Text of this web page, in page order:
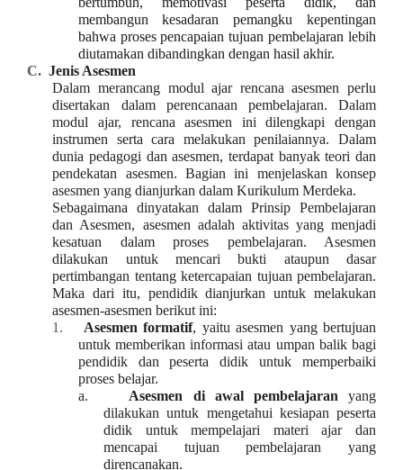
membangun kesadaran pemangku kepentingan
bahwa proses pencapaian tujuan pembelajaran lebih
diutamakan dibandingkan dengan hasil akhir.
C. Jenis Asesmen
Dalam merancang modul ajar rencana asesmen perlu
disertakan dalam perencanaan pembelajaran. Dalam
modul ajar, rencana asesmen ini dilengkapi dengan
instrumen serta cara melakukan penilaiannya. Dalam
dunia pedagogi dan asesmen, terdapat banyak teori dan
pendekatan asesmen. Bagian ini menjelaskan konsep
asesmen yang dianjurkan dalam Kurikulum Merdeka.
Sebagaimana dinyatakan dalam Prinsip Pembelajaran
dan Asesmen, asesmen adalah aktivitas yang menjadi
kesatuan dalam proses pembelajaran. Asesmen
dilakukan untuk mencari bukti ataupun dasar
pertimbangan tentang ketercapaian tujuan pembelajaran.
Maka dari itu, pendidik dianjurkan untuk melakukan
asesmen-asesmen berikut ini:
1.
Asesmen formatif, yaitu asesmen yang bertujuan
untuk memberikan informasi atau umpan balik bagi
pendidik dan peserta didik untuk memperbaiki
proses belajar.
a.
Asesmen di awal pembelajaran yang
dilakukan untuk mengetahui kesiapan peserta
didik untuk mempelajari materi ajar dan
mencapai tujuan pembelajaran yang
direncanakan.